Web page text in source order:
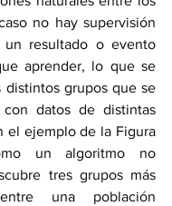
no hay supervisión
resultado o evento
aprender, lo que se
distintos grupos que se
con datos de distintas
el ejemplo de la Figura
un algoritmo no
tres grupos más
una población